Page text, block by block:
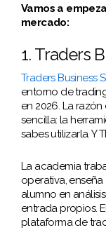
Vamos a
mercado:
1. Traders
Traders Business
entorno de
en 2026. La
sencilla: la
sabes utilizarla. Y
La academia
operativa,
alumno en
entrada propios.
plataforma de